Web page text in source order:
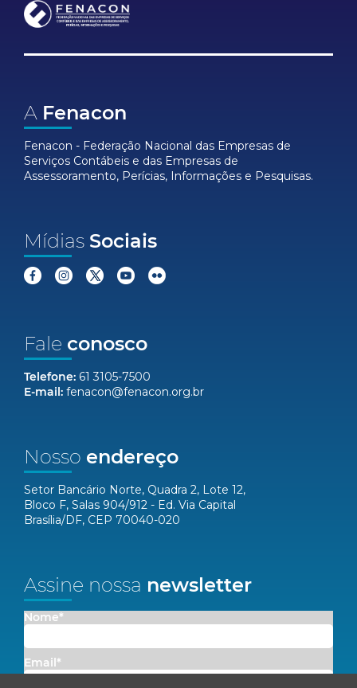
A Fenacon
Fenacon - Federação Nacional das Empresas de
Serviços Contábeis e das Empresas de
Assessoramento, Perícias, Informações e Pesquisas.
Mídias Sociais
Fale conosco
Telefone: 61 3105-7500
E-mail: fenacon@fenacon.org.br
Nosso endereço
Setor Bancário Norte, Quadra 2, Lote 12,
Bloco F, Salas 904/912 - Ed. Via Capital
Brasília/DF, CEP 70040-020
Assine nossa newsletter
Nome*
Email*